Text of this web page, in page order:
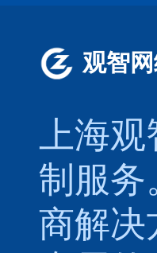
观智
上海
制 服
商解决